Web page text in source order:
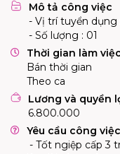
Mô tả công việc
- Vị trí tuyển dụng
- Số lượng : 01
Thời gian làm việc
Bán thời gian
Theo ca
Lương và quyền
6.800.000
Yêu cầu công việc
- Tốt ngiệp cấp 3